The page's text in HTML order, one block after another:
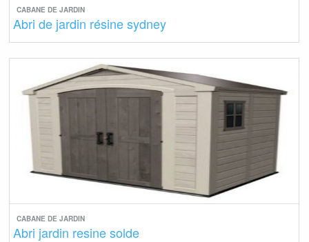
CABANE DE JARDIN
Abri de jardin résine sydney
CABANE DE JARDIN
Abri jardin resine solde